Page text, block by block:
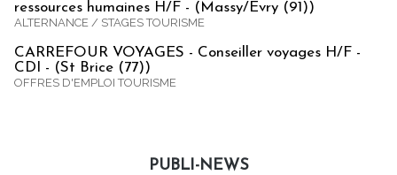
ressources humaines H/F - (Massy/Evry (91))
ALTERNANCE / STAGES TOURISME
CARREFOUR VOYAGES - Conseiller voyages H/F -
CDI - (St Brice (77))
OFFRES D'EMPLOI TOURISME
PUBLI-NEWS